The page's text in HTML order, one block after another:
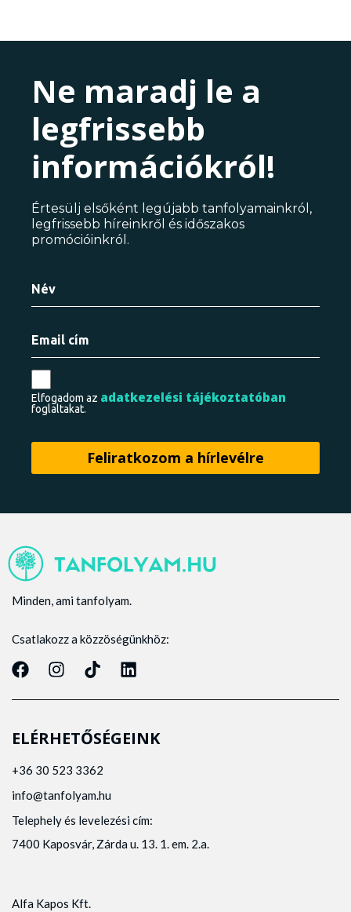
Ne maradj le a
legfrissebb
információkról!
Értesülj elsőként legújabb tanfolyamainkról,
legfrissebb híreinkről és időszakos
promócióinkról.
Elfogadom az adatkezelési tájékoztatóban
foglaltakat.
Minden, ami tanfolyam.
Csatlakozz a közzöségünkhöz:
ELÉRHETŐSÉGEINK
+36 30 523 3362
info@tanfolyam.hu
Telephely és levelezési cím:
7400 Kaposvár, Zárda u. 13. 1. em. 2.a.
Alfa Kapos Kft.